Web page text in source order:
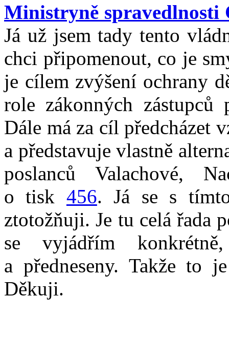
Ministryně spravedlnosti
Já už jsem tady tento
chci připomenout, co je
je cílem zvýšení ochrany
role zákonných
Dále má za cíl předcházet
a představuje vlastně
poslanců Valachové,
o tisk 456. Já se s
ztotožňuji. Je tu celá řada
se vyjádřím
a předneseny. Takže to
Děkuji.